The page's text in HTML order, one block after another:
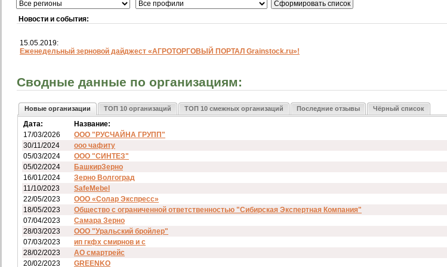
Новости и события:
15.05.2019:
Еженедельный зерновой дайджест «АГРОТОРГОВЫЙ ПОРТАЛ Grainstock.ru»!
Сводные данные по организациям:
Новые организации ТОП 10 организаций ТОП 10 смежных организаций Последние отзывы Чёрный список
Дата: Название:
17/03/2026
ООО "РУСЧАЙНА ГРУПП"
30/11/2024
ооо чафиту
05/03/2024
ООО "СИНТЕЗ"
05/02/2024
БашкирЗерно
16/01/2024
Зерно Волгоград
11/10/2023
SafeMebel
22/05/2023
ООО «Солар Экспресс»
18/05/2023
Общество с ограниченной ответственностью "Сибирская Экспертная Компания"
07/04/2023
Самара Зерно
28/03/2023
ООО "Уральский бройлер"
07/03/2023
ип гкфх смирнов и с
28/02/2023
АО смартрейс
20/02/2023
GREENKO